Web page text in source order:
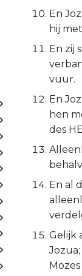
En
hij
En zij
vuur.
En
hen
des
En al
Gelijk